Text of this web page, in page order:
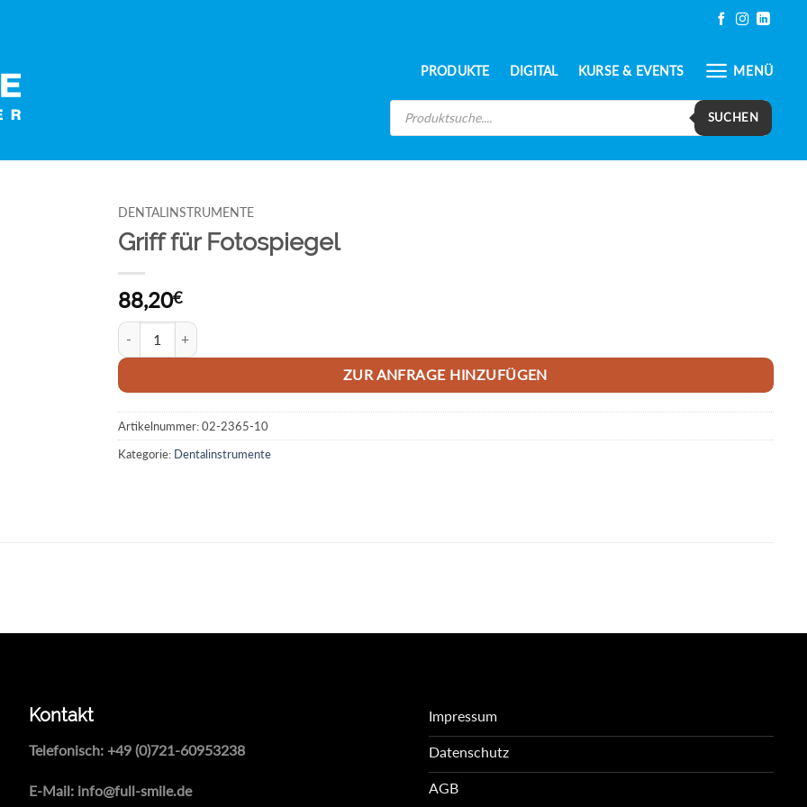
PRODUKTE DIGITAL KURSE & EVENTS MENÜ
Products
search
SUCHEN
DENTALINSTRUMENTE
Griff für Fotospiegel
88,20€
Griff für Fotospiegel Menge
ZUR ANFRAGE HINZUFÜGEN
Artikelnummer:02-2365-10
Kategorie: Dentalinstrumente
Kontakt
Telefonisch:+49 (0)721-60953238
E-Mail: info@full-smile.de
Impressum
Datenschutz
AGB